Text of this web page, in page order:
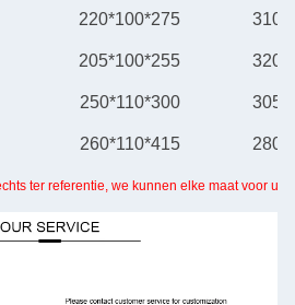
220*100*275
205*100*255
250*110*300
260*110*415
ter referentie, we kunnen elke maat voor u